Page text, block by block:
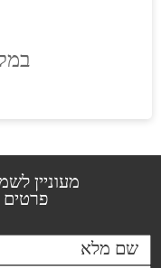
מעוניין
פרטים